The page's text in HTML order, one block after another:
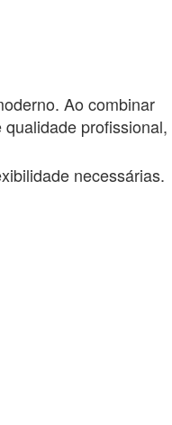
Ao combinar
profissional,
necessárias.